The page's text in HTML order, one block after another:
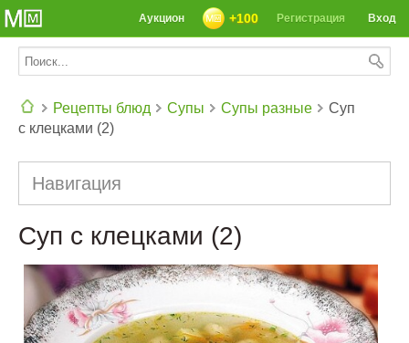
Вход
Регистрация
+100
Аукцион
Рецепты блюд Супы Супы разные
Суп
с клецками (2)
Навигация
Суп с клецками (2)